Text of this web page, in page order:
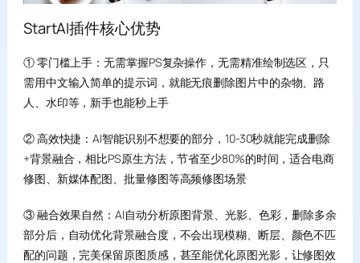
StartAI插件核心优势
① 零门槛上手：无需掌握PS复杂操作，无需精准绘制选区，只
需用中文输入简单的提示词，就能无痕删除图片中的杂物、路
人、水印等，新手也能秒上手
② 高效快捷：AI智能识别不想要的部分，10-30秒就能完成删除
+背景融合，相比PS原生方法，节省至少80%的时间，适合电商
修图、新媒体配图、批量修图等高频修图场景
③ 融合效果自然：AI自动分析原图背景、光影、色彩，删除多余
部分后，自动优化背景融合度，不会出现模糊、断层、颜色不匹
配的问题，完美保留原图质感，甚至能优化原图光影，让修图效